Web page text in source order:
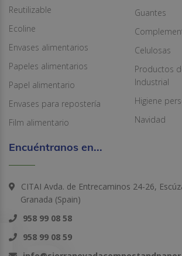
Reutilizable
Ecoline
Envases alimentarios
Papeles alimentarios
Papel alimentario
Envases para repostería
Film alimentario
Guantes
Celulosas
Productos
Industrial
Higiene
Navidad
Encuéntranos en...
CITAI Avda. de Entrecaminos 24-26,
Granada (Spain)
958 99 08 58
958 99 08 59